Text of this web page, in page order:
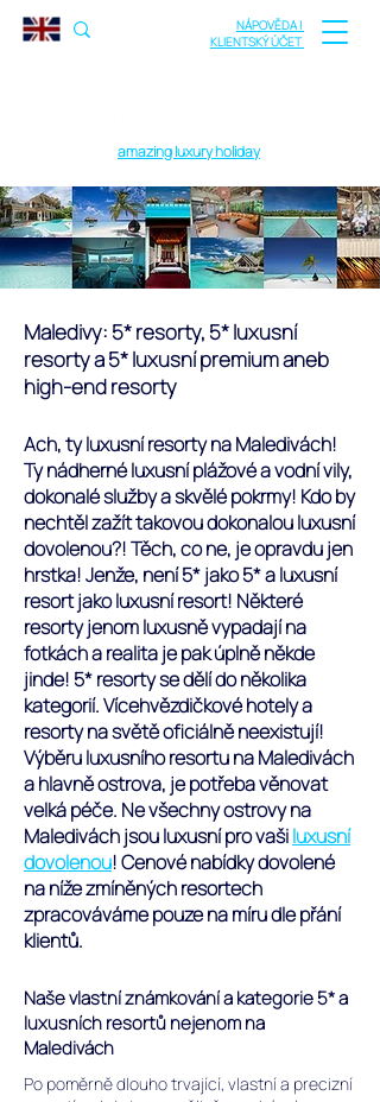
NÁPOVĚDA |
KLIENTSKÝ ÚČET
amazing luxury holiday
Maledivy: 5* resorty, 5* luxusní
resorty a 5* luxusní premium aneb
high-end resorty
Ach, ty luxusní resorty na Maledivách!
Ty nádherné luxusní plážové a vodní vily,
dokonalé služby a skvělé pokrmy! Kdo by
nechtěl zažít takovou dokonalou luxusní
dovolenou?! Těch, co ne, je opravdu jen
hrstka! Jenže, není 5* jako 5* a luxusní
resort jako luxusní resort! Některé
resorty jenom luxusně vypadají na
fotkách a realita je pak úplně někde
jinde! 5* resorty se dělí do několika
kategorií. Vícehvězdičkové hotely a
resorty na světě oficiálně neexistují!
Výběru luxusního resortu na Maledivách
a hlavně ostrova, je potřeba věnovat
velká péče. Ne všechny ostrovy na
Maledivách jsou luxusní pro vašiluxusní
dovolenou! Cenové nabídky dovolené
na níže zmíněných resortech
zpracováváme pouze na míru dle přání
klientů.
Naše vlastní známkování a kategorie 5* a
luxusních resortů nejenom na
Maledivách
Po poměrně dlouho trvající, vlastní a precizní